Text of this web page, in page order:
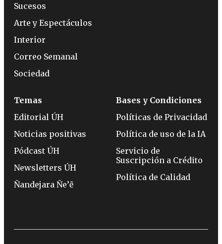
Sucesos
Arte y Espectáculos
Interior
Correo Semanal
Sociedad
Temas
Editorial ÚH
Noticias positivas
Pódcast ÚH
Newsletters ÚH
Ñandejara Ñe’ẽ
Bases y Condiciones
Políticas de Privacidad
Política de uso de la IA
Servicio de
Suscripción a Crédito
Política de Calidad